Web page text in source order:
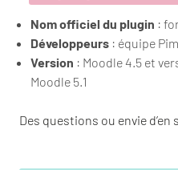
Nom officiel du plugin :
Développeurs : équipe
Version : Moodle 4.5 et
Moodle 5.1
Des questions ou envie d’en